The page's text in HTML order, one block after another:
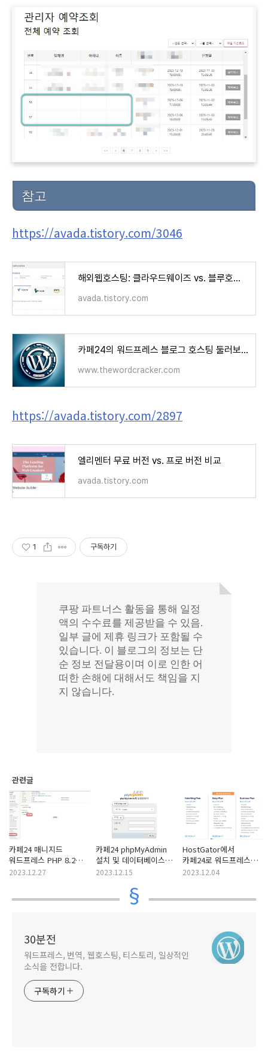
참고
https://avada.tistory.com/3046
해외웹호스팅: 클라우드웨이즈 vs. 블루호스트 vs. 카페24 비교 (Cloudways vs. Bluehost vs. Cafe24)
avada.tistory.com
카페24의 워드프레스 블로그 호스팅 둘러보기 - 워드프레스 정보꾸러미
www.thewordcracker.com
https://avada.tistory.com/2897
엘리멘터 무료 버전 vs. 프로 버전 비교
avada.tistory.com
1 구독하기
관련글
카페24 매니지드
워드프레스 PHP 8.2로
업그레이드하기
2023.12.27
카페24 phpMyAdmin
설치 및 데이터베이스
접속 방법
2023.12.15
HostGator에서
카페24로 워드프레스
사이트 이전 작업
2023.12.04
30분전
워드프레스, 번역, 웹호스팅, 티스토리, 일상적인
소식을 전합니다.
구독하기